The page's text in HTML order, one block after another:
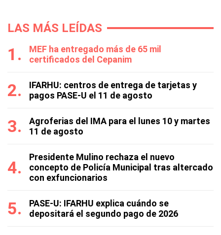
LAS MÁS LEÍDAS
MEF ha entregado más de 65 mil
certificados del Cepanim
IFARHU: centros de entrega de tarjetas y
pagos PASE-U el 11 de agosto
Agroferias del IMA para el lunes 10 y martes
11 de agosto
Presidente Mulino rechaza el nuevo
concepto de Policía Municipal tras altercado
con exfuncionarios
PASE-U: IFARHU explica cuándo se
depositará el segundo pago de 2026